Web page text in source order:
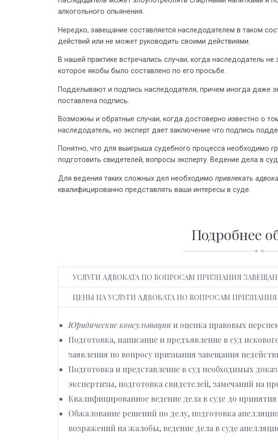
алкогольного опьянения.
Нередко, завещание составляется наследодателем в таком
действий или не может руководить своими действиями.
В нашей практике встречались случаи, когда наследодатель
которое якобы было составлено по его просьбе.
Подделывают и подпись наследодателя, причем иногда даже
поставлена подпись.
Возможны и обратные случаи, когда достоверно известно о
наследодатель, но эксперт дает заключение что подпись
Понятно, что для выигрыша судебного процесса необходимо
подготовить свидетелей, вопросы эксперту. Ведение дела в
Для ведения таких сложных дел необходимо привлекать
квалифицированно представлять ваши интересы в суде.
Подробнее
УСЛУГИ АДВОКАТА ПО ВОПРОСАМ ПРИЗНАНИЯ
ЦЕНЫ НА УСЛУГИ АДВОКАТА ПО ВОПРОСАМ
Юридические консультациии оценка правовых
Подготовка, написание и предъявление в суд
заявления по вопросу признания завещания
Подготовка и представление в суд необходимых
экспертизы, подготовка свидетелей, замечаний на
Квалифицированное ведение дела в суде до
Обжалование решений по делу, подготовка
возражений на жалобы, ведение дела в суде